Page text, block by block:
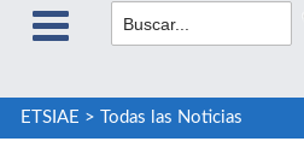
ETSIAE > Todas las Noticias